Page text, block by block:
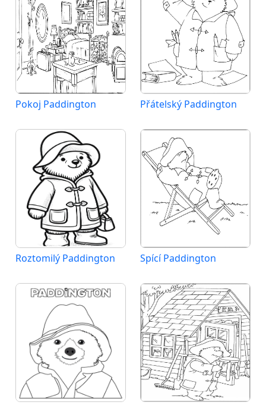
Pokoj Paddington Přátelský Paddington
Roztomilý Paddington Spící Paddington